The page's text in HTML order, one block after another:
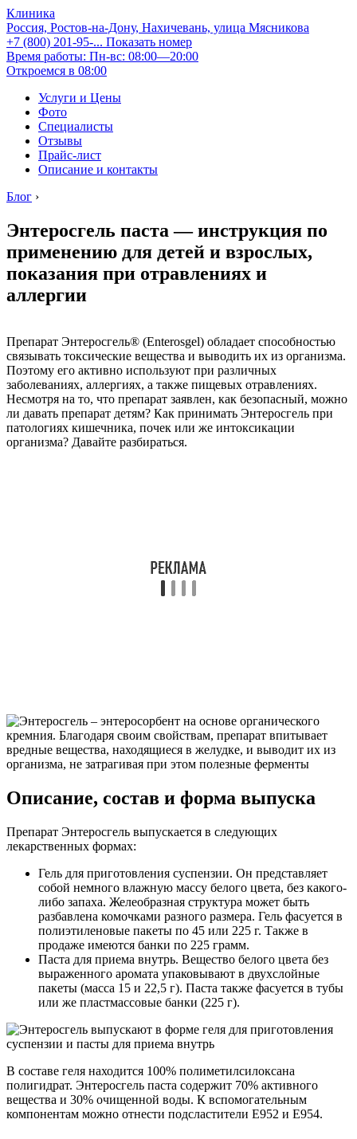
Клиника
Россия, Ростов-на-Дону, Нахичевань, улица Мясникова
+7 (800) 201-95-... Показать номер
Время работы: Пн-вс: 08:00—20:00
Откроемся в 08:00
Услуги и Цены
Фото
Специалисты
Отзывы
Прайс-лист
Описание и контакты
Блог ›
Энтеросгель паста — инструкция по
применению для детей и взрослых,
показания при отравлениях и
аллергии
Препарат Энтеросгель® (Enterosgel) обладает способностью
связывать токсические вещества и выводить их из организма.
Поэтому его активно используют при различных
заболеваниях, аллергиях, а также пищевых отравлениях.
Несмотря на то, что препарат заявлен, как безопасный, можно
ли давать препарат детям? Как принимать Энтеросгель при
патологиях кишечника, почек или же интоксикации
организма? Давайте разбираться.
Описание, состав и форма выпуска
Препарат Энтеросгель выпускается в следующих
лекарственных формах:
Гель для приготовления суспензии. Он представляет
собой немного влажную массу белого цвета, без какого-
либо запаха. Желеобразная структура может быть
разбавлена комочками разного размера. Гель фасуется в
полиэтиленовые пакеты по 45 или 225 г. Также в
продаже имеются банки по 225 грамм.
Паста для приема внутрь. Вещество белого цвета без
выраженного аромата упаковывают в двухслойные
пакеты (масса 15 и 22,5 г). Паста также фасуется в тубы
или же пластмассовые банки (225 г).
В составе геля находится 100% полиметилсилоксана
полигидрат. Энтеросгель паста содержит 70% активного
вещества и 30% очищенной воды. К вспомогательным
компонентам можно отнести подсластители Е952 и Е954.